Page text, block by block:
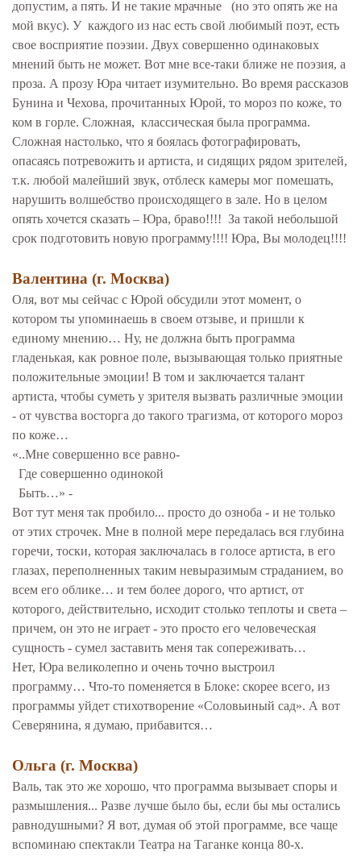
допустим, а пять. И не такие мрачные (но это опять же на
мой вкус). У каждого из нас есть свой любимый поэт, есть
свое восприятие поэзии. Двух совершенно одинаковых
мнений быть не может. Вот мне все-таки ближе не поэзия, а
проза. А прозу Юра читает изумительно. Во время рассказов
Бунина и Чехова, прочитанных Юрой, то мороз по коже, то
ком в горле. Сложная, классическая была программа.
Сложная настолько, что я боялась фотографировать,
опасаясь потревожить и артиста, и сидящих рядом зрителей,
т.к. любой малейший звук, отблеск камеры мог помешать,
нарушить волшебство происходящего в зале. Но в целом
опять хочется сказать – Юра, браво!!!! За такой небольшой
срок подготовить новую программу!!!! Юра, Вы молодец!!!!
Валентина (г. Москва)
Оля, вот мы сейчас с Юрой обсудили этот момент, о
котором ты упоминаешь в своем отзыве, и пришли к
единому мнению… Ну, не должна быть программа
гладенькая, как ровное поле, вызывающая только приятные
положительные эмоции! В том и заключается талант
артиста, чтобы суметь у зрителя вызвать различные эмоции
- от чувства восторга до такого трагизма, от которого мороз
по коже…
«..Мне совершенно все равно-
Где совершенно одинокой
Быть…» -
Вот тут меня так пробило... просто до озноба - и не только
от этих строчек. Мне в полной мере передалась вся глубина
горечи, тоски, которая заключалась в голосе артиста, в его
глазах, переполненных таким невыразимым страданием, во
всем его облике… и тем более дорого, что артист, от
которого, действительно, исходит столько теплоты и света –
причем, он это не играет - это просто его человеческая
сущность - сумел заставить меня так сопереживать…
Нет, Юра великолепно и очень точно выстроил
программу… Что-то поменяется в Блоке: скорее всего, из
программы уйдет стихотворение «Соловьиный сад». А вот
Северянина, я думаю, прибавится…
Ольга (г. Москва)
Валь, так это же хорошо, что программа вызывает споры и
размышления... Разве лучше было бы, если бы мы остались
равнодушными? Я вот, думая об этой программе, все чаще
вспоминаю спектакли Театра на Таганке конца 80-х.